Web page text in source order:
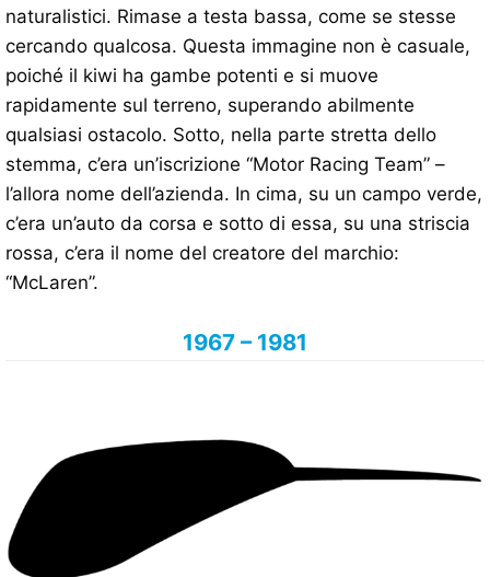
naturalistici. Rimase a testa bassa, come se stesse
cercando qualcosa. Questa immagine non è casuale,
poiché il kiwi ha gambe potenti e si muove
rapidamente sul terreno, superando abilmente
qualsiasi ostacolo. Sotto, nella parte stretta dello
stemma, c’era un’iscrizione “Motor Racing Team” –
l’allora nome dell’azienda. In cima, su un campo verde,
c’era un’auto da corsa e sotto di essa, su una striscia
rossa, c’era il nome del creatore del marchio:
“McLaren”.
1967 – 1981